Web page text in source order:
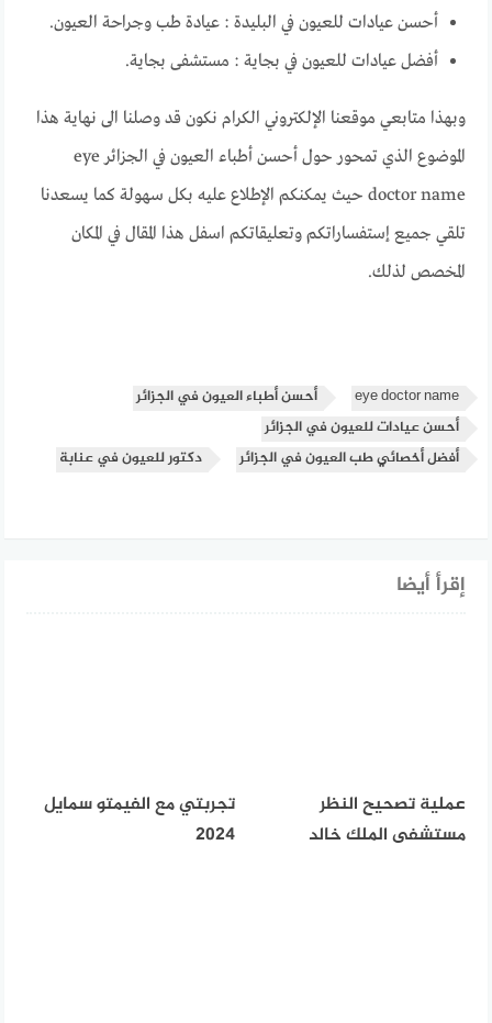
أحسن عيادات للعيون في البليدة : عيادة طب وجراحة العيون.
أفضل عيادات للعيون في بجاية : مستشفى بجاية.
وبهذا متابعي موقعنا الإلكتروني الكرام نكون قد وصلنا الى نهاية هذا
الموضوع الذي تمحور حول أحسن أطباء العيون في الجزائر eye
doctor name حيث يمكنكم الإطلاع عليه بكل سهولة كما يسعدنا
تلقي جميع إستفساراتكم وتعليقاتكم اسفل هذا المقال في المكان
المخصص لذلك.
eye doctor name
أحسن أطباء العيون في الجزائر
أحسن عيادات للعيون في الجزائر
أفضل أخصائي طب العيون في الجزائر
دكتور للعيون في عنابة
إقرأ أيضا
عملية تصحيح النظر
مستشفى الملك خالد
تجربتي مع الفيمتو سمايل
2024